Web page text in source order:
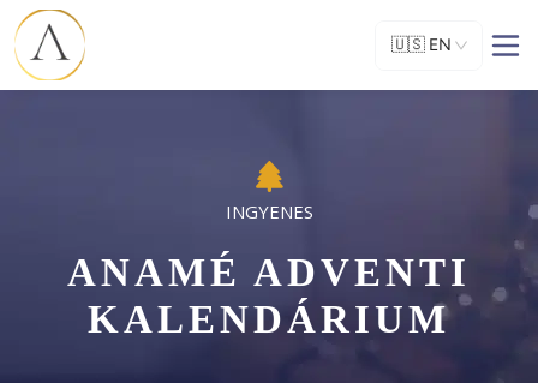
🇺🇸 EN
ANAMÉ ADVENTI
KALENDÁRIUM